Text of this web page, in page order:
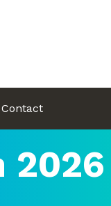
Contact
2026